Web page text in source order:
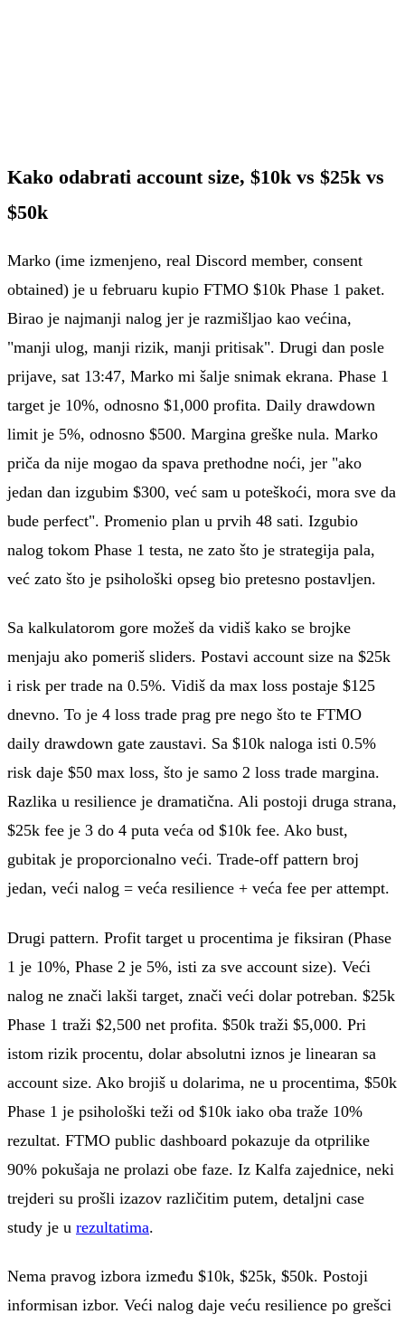
Kako odabrati account size, $10k vs $25k vs
$50k
Marko (ime izmenjeno, real Discord member, consent
obtained) je u februaru kupio FTMO $10k Phase 1 paket.
Birao je najmanji nalog jer je razmišljao kao većina,
"manji ulog, manji rizik, manji pritisak". Drugi dan posle
prijave, sat 13:47, Marko mi šalje snimak ekrana. Phase 1
target je 10%, odnosno $1,000 profita. Daily drawdown
limit je 5%, odnosno $500. Margina greške nula. Marko
priča da nije mogao da spava prethodne noći, jer "ako
jedan dan izgubim $300, već sam u poteškoći, mora sve da
bude perfect". Promenio plan u prvih 48 sati. Izgubio
nalog tokom Phase 1 testa, ne zato što je strategija pala,
već zato što je psihološki opseg bio pretesno postavljen.
Sa kalkulatorom gore možeš da vidiš kako se brojke
menjaju ako pomeriš sliders. Postavi account size na $25k
i risk per trade na 0.5%. Vidiš da max loss postaje $125
dnevno. To je 4 loss trade prag pre nego što te FTMO
daily drawdown gate zaustavi. Sa $10k naloga isti 0.5%
risk daje $50 max loss, što je samo 2 loss trade margina.
Razlika u resilience je dramatična. Ali postoji druga strana,
$25k fee je 3 do 4 puta veća od $10k fee. Ako bust,
gubitak je proporcionalno veći. Trade-off pattern broj
jedan, veći nalog = veća resilience + veća fee per attempt.
Drugi pattern. Profit target u procentima je fiksiran (Phase
1 je 10%, Phase 2 je 5%, isti za sve account size). Veći
nalog ne znači lakši target, znači veći dolar potreban. $25k
Phase 1 traži $2,500 net profita. $50k traži $5,000. Pri
istom rizik procentu, dolar absolutni iznos je linearan sa
account size. Ako brojiš u dolarima, ne u procentima, $50k
Phase 1 je psihološki teži od $10k iako oba traže 10%
rezultat. FTMO public dashboard pokazuje da otprilike
90% pokušaja ne prolazi obe faze. Iz Kalfa zajednice, neki
trejderi su prošli izazov različitim putem, detaljni case
study je u rezultatima.
Nema pravog izbora između $10k, $25k, $50k. Postoji
informisan izbor. Veći nalog daje veću resilience po grešci